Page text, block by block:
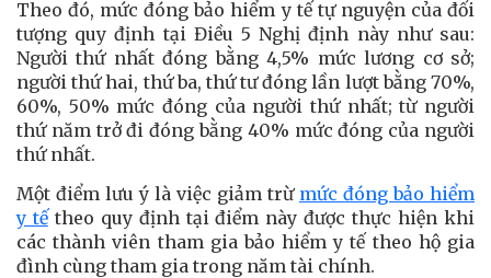
Theo đó, mức đóng bảo hiểm y tế tự nguyện của đối
tượng quy định tại Điều 5 Nghị định này như sau:
Người thứ nhất đóng bằng 4,5% mức lương cơ sở;
người thứ hai, thứ ba, thứ tư đóng lần lượt bằng 70%,
60%, 50% mức đóng của người thứ nhất; từ người
thứ năm trở đi đóng bằng 40% mức đóng của người
thứ nhất.
Một điểm lưu ý là việc giảm trừ mức đóng bảo hiểm
y tếtheo quy định tại điểm này được thực hiện khi
các thành viên tham gia bảo hiểm y tế theo hộ gia
đình cùng tham gia trong năm tài chính.